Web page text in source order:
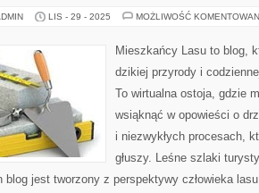
LIS - 29 - 2025 MOŻLIWOŚĆ
Mieszkańcy Lasu to blog,
dzikiej przyrody i
To wirtualna ostoja, gdzie
wsiąknąć w opowieści o
i niezwykłych procesach,
głuszy. Leśne szlaki
blog jest tworzony z perspektywy człowieka